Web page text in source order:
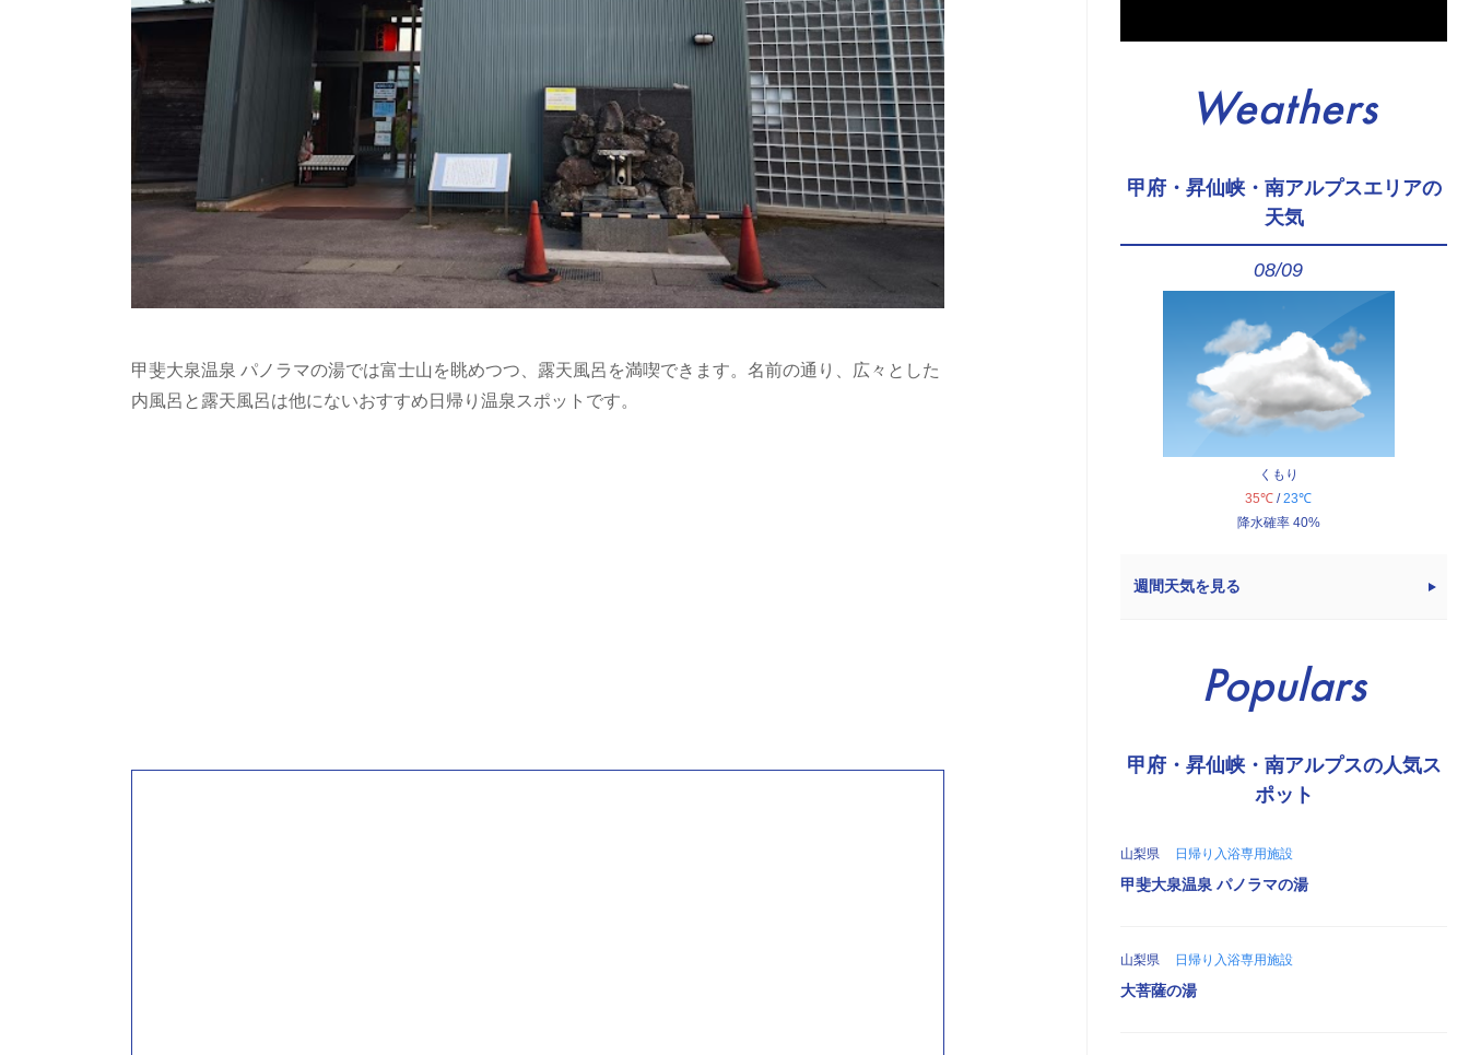
甲斐大泉温泉 パノラマの湯では富士山を眺めつつ、露天風呂を満喫できます。名前の通り、広々とした
内風呂と露天風呂は他にないおすすめ日帰り温泉スポットです。
Weathers
甲府・昇仙峡・南アルプスエリアの
天気
08/09
くもり
35℃ /23℃
降水確率 40%
週間天気を見る
Populars
甲府・昇仙峡・南アルプスの人気ス
ポット
山梨県 日帰り入浴専用施設
甲斐大泉温泉 パノラマの湯
山梨県 日帰り入浴専用施設
大菩薩の湯